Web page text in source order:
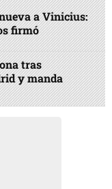
a Vinicius:
firmó
tras
y manda